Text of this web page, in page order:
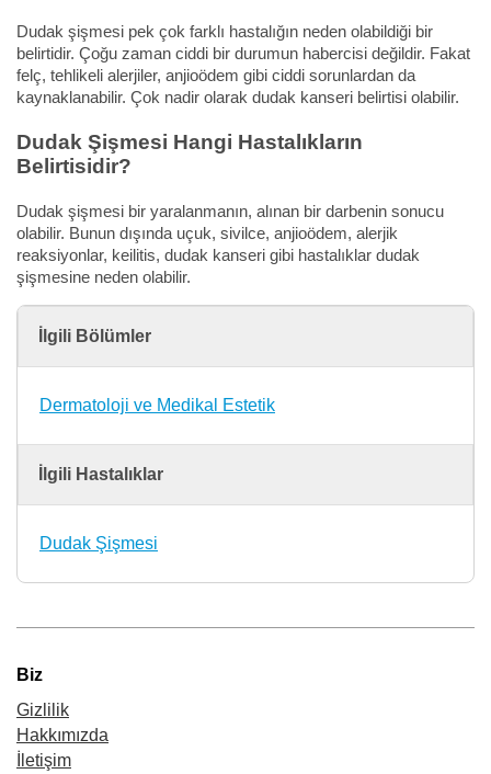
Dudak şişmesi pek çok farklı hastalığın neden olabildiği bir
belirtidir. Çoğu zaman ciddi bir durumun habercisi değildir. Fakat
felç, tehlikeli alerjiler, anjioödem gibi ciddi sorunlardan da
kaynaklanabilir. Çok nadir olarak dudak kanseri belirtisi olabilir.
Dudak Şişmesi Hangi Hastalıkların
Belirtisidir?
Dudak şişmesi bir yaralanmanın, alınan bir darbenin sonucu
olabilir. Bunun dışında uçuk, sivilce, anjioödem, alerjik
reaksiyonlar, keilitis, dudak kanseri gibi hastalıklar dudak
şişmesine neden olabilir.
İlgili Bölümler
Dermatoloji ve Medikal Estetik
İlgili Hastalıklar
Dudak Şişmesi
Biz
Gizlilik
Hakkımızda
İletişim